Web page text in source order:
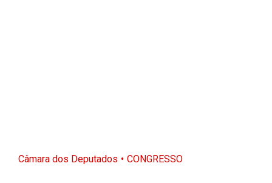
Câmara dos Deputados CONGRESSO